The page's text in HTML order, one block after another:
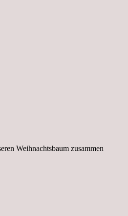
Weihnachtsbaum zusammen